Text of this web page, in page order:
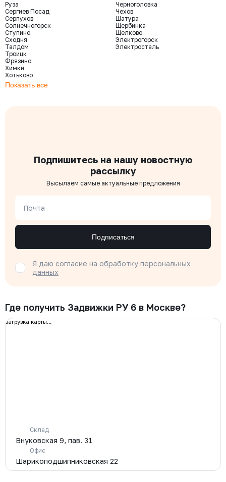
Руза
Сергиев Посад
Серпухов
Солнечногорск
Ступино
Сходня
Талдом
Троицк
Фрязино
Химки
Хотьково
Черноголовка
Чехов
Шатура
Щербинка
Щелково
Электрогорск
Электросталь
Показать все
Подпишитесь на нашу новостную
рассылку
Высылаем самые актуальные предложения
Почта
Подписаться
Я даю согласие на обработку персональных
данных
Где получить Задвижки РУ 6 в Москве?
загрузка карты...
Склад
Внуковская 9, пав. 31
Офис
Шарикоподшипниковская 22